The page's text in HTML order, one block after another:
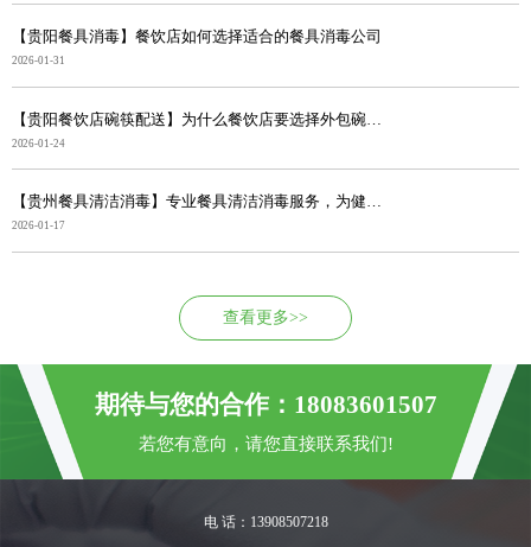
【贵阳餐具消毒】餐饮店如何选择适合的餐具消毒公司
2026-01-31
2026-01-24
【贵州餐具清洁消毒】专业餐具清洁消毒服务，为健康筑牢...
2026-01-17
查看更多>>
期待与您的合作：18083601507
若您有意向，请您直接联系我们!
电 话：13908507218